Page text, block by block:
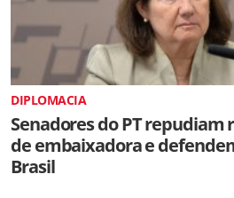
DIPLOMACIA
Senadores do PT repudiam
de embaixadora e
Brasil